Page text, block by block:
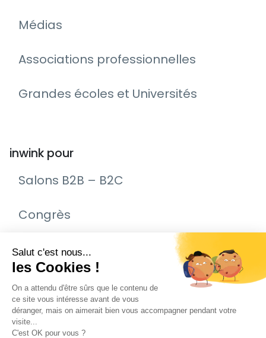
Médias
Associations professionnelles
Grandes écoles et Universités
inwink pour
Salons B2B – B2C
Congrès
Remise de prix – Awards
Journée Portes Ouvertes (JPO)